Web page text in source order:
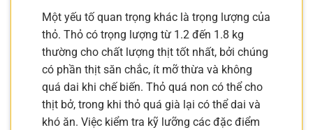
Một yếu tố quan trọng khác là trọng lượng của
thỏ. Thỏ có trọng lượng từ 1.2 đến 1.8 kg
thường cho chất lượng thịt tốt nhất, bởi chúng
có phần thịt săn chắc, ít mỡ thừa và không
quá dai khi chế biến. Thỏ quá non có thể cho
thịt bở, trong khi thỏ quá già lại có thể dai và
khó ăn. Việc kiểm tra kỹ lưỡng các đặc điểm